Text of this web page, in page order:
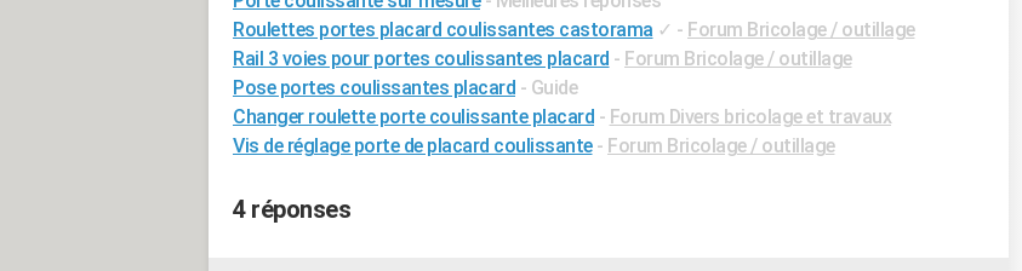
Roulettes portes placard coulissantes castorama ✓ - Forum Bricolage / outillage
Rail 3 voies pour portes coulissantes placard - Forum Bricolage / outillage
Pose portes coulissantes placard - Guide
Changer roulette porte coulissante placard - Forum Divers bricolage et travaux
Vis de réglage porte de placard coulissante - Forum Bricolage / outillage
4 réponses